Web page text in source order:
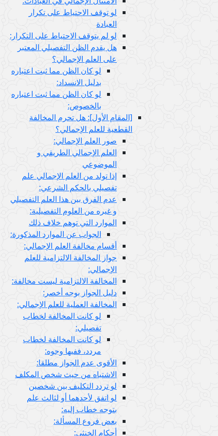
لو توقف الاحتياط على تكرار
لو لم يتوقف الاحتياط على التكرار:
هل يقدم الظن التفصيلي المعتبر
على العلم الإجمالي؟
لو كان الظن مما ثبت اعتباره
لو كان الظن مما ثبت اعتباره
[المقام الأول‏]: هل تحرم المخالفة
القطعية للعلم الإجمالي؟
صور العلم الإجمالي:
العلم الإجمالي الطريقي و
إذا تولد من العلم الإجمالي علم
تفصيلي بالحكم الشرعي:
عدم الفرق بين هذا العلم التفصيلي
و غيره من العلوم التفصيلية:
الموارد التي توهم خلاف ذلك
الجواب عن الموارد المذكورة:
أقسام مخالفة العلم الإجمالي:
جواز المخالفة الالتزامية للعلم
المخالفة الالتزامية ليست مخالفة:
دليل الجواز بوجه أخصر:
المخالفة العملية للعلم الإجمالي:
لو كانت المخالفة لخطاب
لو كانت المخالفة لخطاب
مردد، ففيها وجوه:
الأقوى عدم الجواز مطلقا:
الاشتباه من حيث شخص المكلف
لو تردد التكليف بين شخصين
لو اتفق لأحدهما أو لثالث علم
بتوجه خطاب إليه:
بعض فروع المسألة: